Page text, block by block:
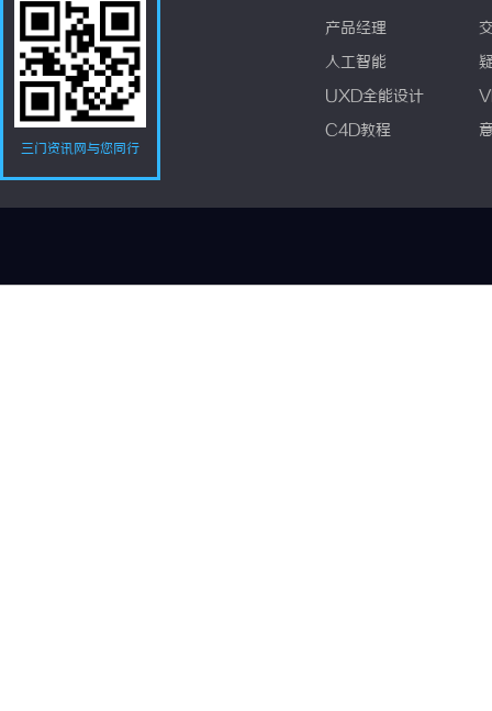
三门资讯网与您同行
产品经理
人工智能
UXD全能设计
C4D教程